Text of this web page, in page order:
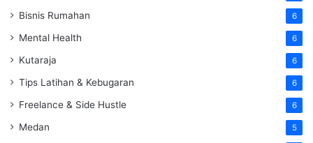
Bisnis Rumahan 6
Mental Health 6
Kutaraja 6
Tips Latihan & Kebugaran 6
Freelance & Side Hustle 6
Medan 5